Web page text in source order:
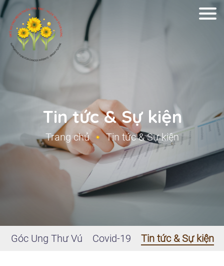
Tin tức & Sự kiện
Trang chủ Tin tức & Sự kiện
Góc Ung Thư Vú Covid-19 Tin tức & Sự kiện